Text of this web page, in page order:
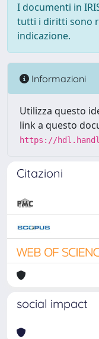
I documenti in
tutti i diritti sono
indicazione.
Informazioni
Utilizza questo
link a questo
https://
Citazioni
social impact